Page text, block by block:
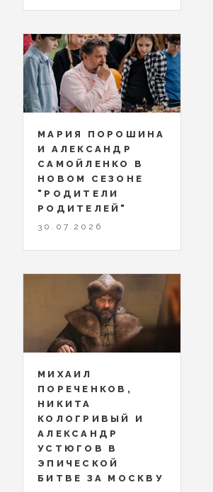
МАРИЯ ПОРОШИНА
И АЛЕКСАНДР
САМОЙЛЕНКО В
НОВОМ СЕЗОНЕ
"РОДИТЕЛИ
РОДИТЕЛЕЙ"
30.07.2026
МИХАИЛ
ПОРЕЧЕНКОВ,
НИКИТА
КОЛОГРИВЫЙ И
АЛЕКСАНДР
УСТЮГОВ В
ЭПИЧЕСКОЙ
БИТВЕ ЗА МОСКВУ